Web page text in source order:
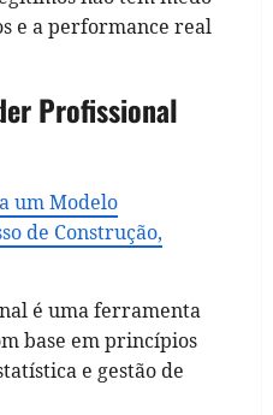
e a performance real
Profissional
um Modelo
de Construção,
é uma ferramenta
base em princípios
e gestão de